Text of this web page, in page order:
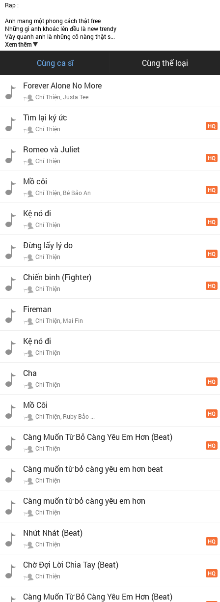
Rap :
Anh mang một phong cách thật free
Những gì anh khoác lên đều là new trendy
Vây quanh anh là những cô nàng thật s...
Xem thêm
Cùng ca sĩ Cùng thể loại
Forever Alone No More
Chí Thiện, Justa Tee
Tìm lại ký ức
Chí Thiện HQ
Romeo và Juliet
Chí Thiện HQ
Mồ côi
Chí Thiện, Bé Bảo An HQ
Kệ nó đi
Chí Thiện HQ
Đừng lấy lý do
Chí Thiện HQ
Chiến binh (Fighter)
Chí Thiện HQ
Fireman
Chí Thiện, Mai Fin
Kệ nó đi
Chí Thiện
Cha
Chí Thiện HQ
Mồ Côi
Chí Thiện, Ruby Bảo ... HQ
Càng Muốn Từ Bỏ Càng Yêu Em Hơn (Beat)
Chí Thiện HQ
Càng muốn từ bỏ càng yêu em hơn beat
Chí Thiện
Càng muốn từ bỏ càng yêu em hơn
Chí Thiện
Nhút Nhát (Beat)
Chí Thiện HQ
Chờ Đợi Lời Chia Tay (Beat)
Chí Thiện HQ
Càng Muốn Từ Bỏ Càng Yêu Em Hơn (Beat)